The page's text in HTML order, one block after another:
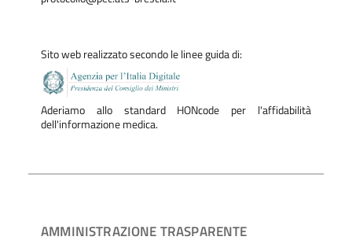
Sito web realizzato secondo le linee guida di:
Aderiamo allo standard HONcode per l'affidabilità
dell'informazione medica.
AMMINISTRAZIONE TRASPARENTE